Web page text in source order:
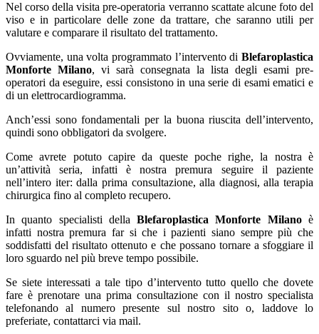
Nel corso della visita pre-operatoria verranno scattate alcune foto del
viso e in particolare delle zone da trattare, che saranno utili per
valutare e comparare il risultato del trattamento.
Ovviamente, una volta programmato l’intervento di Blefaroplastica
Monforte Milano, vi sarà consegnata la lista degli esami pre-
operatori da eseguire, essi consistono in una serie di esami ematici e
di un elettrocardiogramma.
Anch’essi sono fondamentali per la buona riuscita dell’intervento,
quindi sono obbligatori da svolgere.
Come avrete potuto capire da queste poche righe, la nostra è
un’attività seria, infatti è nostra premura seguire il paziente
nell’intero iter: dalla prima consultazione, alla diagnosi, alla terapia
chirurgica fino al completo recupero.
In quanto specialisti dellaBlefaroplastica Monforte Milanoè
infatti nostra premura far si che i pazienti siano sempre più che
soddisfatti del risultato ottenuto e che possano tornare a sfoggiare il
loro sguardo nel più breve tempo possibile.
Se siete interessati a tale tipo d’intervento tutto quello che dovete
fare è prenotare una prima consultazione con il nostro specialista
telefonando al numero presente sul nostro sito o, laddove lo
preferiate, contattarci via mail.